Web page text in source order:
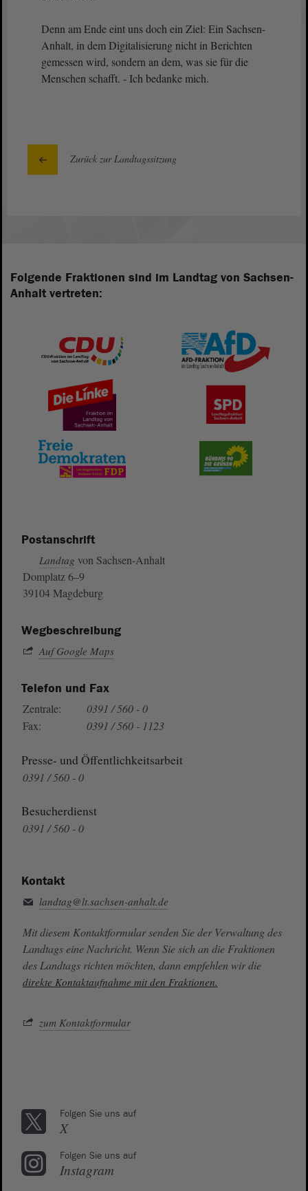
Denn am Ende eint uns doch ein Ziel: Ein Sachsen-
Anhalt, in dem Digitalisierung nicht in Berichten
gemessen wird, sondern an dem, was sie für die
Menschen schafft. - Ich bedanke mich.
Zurück zur Landtagssitzung
Folgende Fraktionen sind im Landtag von Sachsen-
Anhalt vertreten:
Postanschrift
Landtag von Sachsen-Anhalt
Domplatz 6–9
39104 Magdeburg
Wegbeschreibung
Auf Google Maps
Telefon und Fax
Zentrale:
0391 / 560 - 0
Fax:
0391 / 560 - 1123
Presse- und Öffentlichkeitsarbeit
0391 / 560 - 0
Besucherdienst
0391 / 560 - 0
Kontakt
landtag@lt.sachsen-anhalt.de
Mit diesem Kontaktformular senden Sie der Verwaltung des
Landtags eine Nachricht. Wenn Sie sich an die Fraktionen
des Landtags richten möchten, dann empfehlen wir die
direkte Kontaktaufnahme mit den Fraktionen.
zum Kontaktformular
Folgen Sie uns auf
X
Folgen Sie uns auf
Instagram